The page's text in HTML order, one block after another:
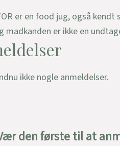
er en food jug, også
madkanden er ikke en
ikke nogle anmeldelser.
den første til at